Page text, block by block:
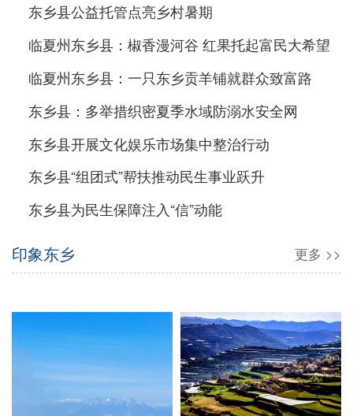
东乡县公益托管点亮乡村暑期
临夏州东乡县：椒香漫河谷 红果托起富民大希望
临夏州东乡县：一只东乡贡羊铺就群众致富路
东乡县：多举措织密夏季水域防溺水安全网
东乡县开展文化娱乐市场集中整治行动
东乡县“组团式”帮扶推动民生事业跃升
东乡县为民生保障注入“信”动能
印象东乡 更多 >>